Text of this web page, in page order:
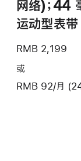
网络)；44
运动型表
RMB 2,199
或
RMB 92/月